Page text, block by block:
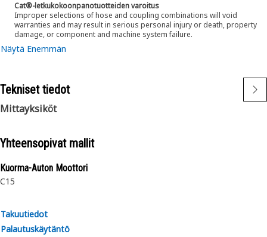
Cat®-letkukokoonpanotuotteiden varoitus
Improper selections of hose and coupling combinations will void
warranties and may result in serious personal injury or death, property
damage, or component and machine system failure.
Näytä Enemmän
Tekniset tiedot
Mittayksiköt
Yhteensopivat mallit
Kuorma-Auton Moottori
C15
Takuutiedot
Palautuskäytäntö